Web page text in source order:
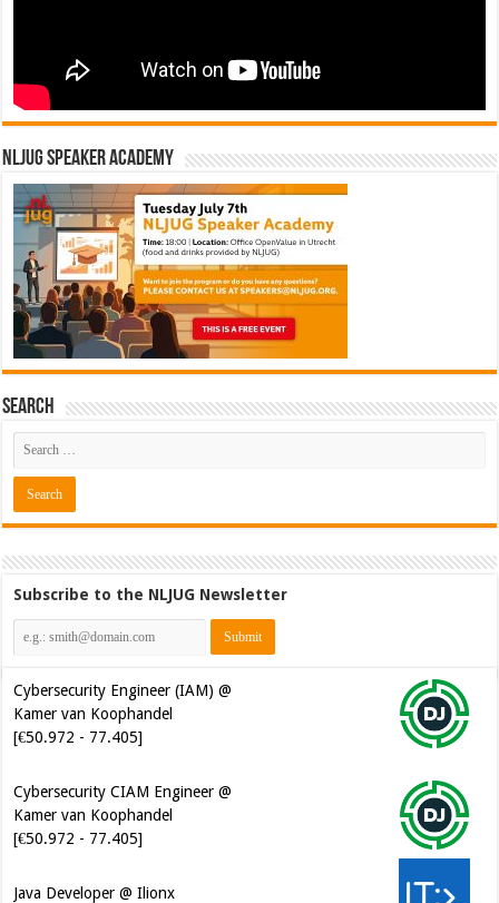
NLJUG Speaker Academy
Search
Subscribe to the NLJUG Newsletter
Cybersecurity Engineer (IAM) @
Kamer van Koophandel
[€50.972 - 77.405]
Cybersecurity CIAM Engineer @
Kamer van Koophandel
[€50.972 - 77.405]
Java Developer @ Ilionx